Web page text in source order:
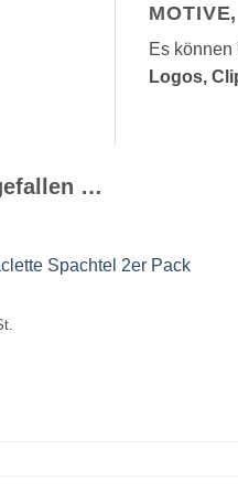
Es
Logos,
…
Spachtel 2er Pack